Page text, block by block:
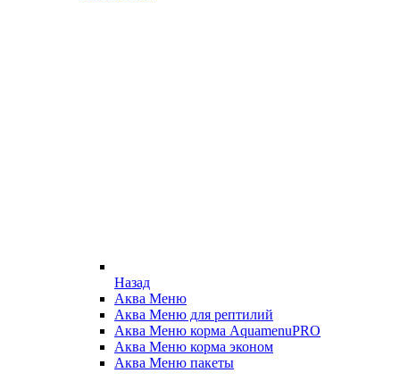
Назад
Аква Меню
Аква Меню для рептилий
Аква Меню корма AquamenuPRO
Аква Меню корма эконом
Аква Меню пакеты